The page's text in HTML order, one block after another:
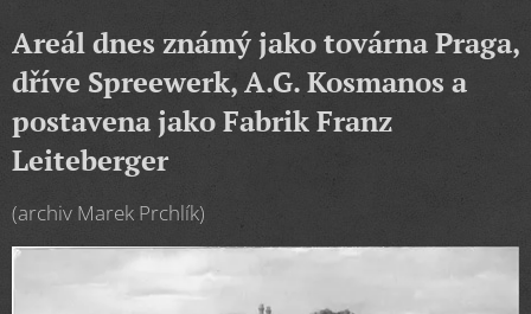
Areál dnes známý jako továrna Praga,
dříve Spreewerk, A.G. Kosmanos a
postavena jako Fabrik Franz
Leiteberger
(archiv Marek Prchlík)